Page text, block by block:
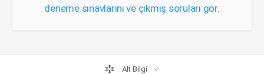
deneme sınavlarını ve çıkmış soruları gör.
Alt Bilgi